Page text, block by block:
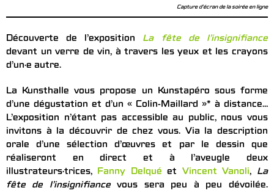
Capture d'écran de la soirée en ligne
Découverte de l’exposition La fête de l’insignifiance
devant un verre de vin, à travers les yeux et les crayons
d’un·e autre.
La Kunsthalle vous propose un Kunstapéro sous forme
d’une dégustation et d’un « Colin-Maillard »* à distance…
L’exposition n’étant pas accessible au public, nous vous
invitons à la découvrir de chez vous. Via la description
orale d’une sélection d’œuvres et par le dessin que
réaliseront en direct et à l’aveugle deux
illustrateurs·trices, Fanny Delqué et Vincent Vanoli, La
fête de l’insignifiancevous sera peu à peu dévoilée.